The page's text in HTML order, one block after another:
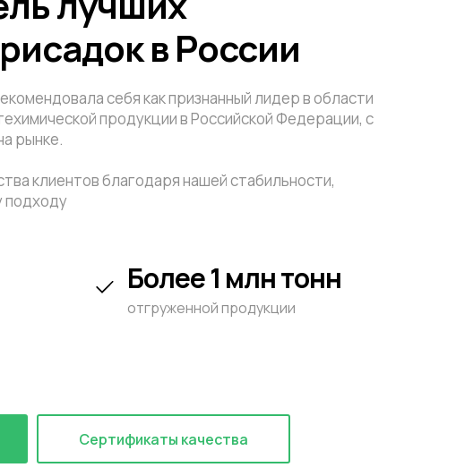
в России
себя как признанный лидер в области
продукции в Российской Федерации, с
рынке.
клиентов благодаря нашей стабильности,
подходу
Более 1 млн тонн
отгруженной продукции
Сертификаты качества